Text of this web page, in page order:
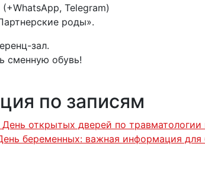
(+WhatsApp, Telegram)
роды».
зал.
сменную обувь!
по записям
День открытых дверей по
беременных: важная информация